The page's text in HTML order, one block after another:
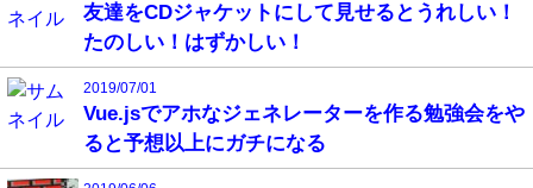
友達をCDジャケットにして見せるとうれしい！
たのしい！はずかしい！
2019/07/01
Vue.jsでアホなジェネレーターを作る勉強会をや
ると予想以上にガチになる